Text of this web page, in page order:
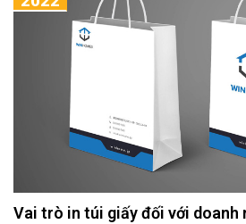
cho bạn cần biết về name card.
Vai trò in túi giấy đối với doanh